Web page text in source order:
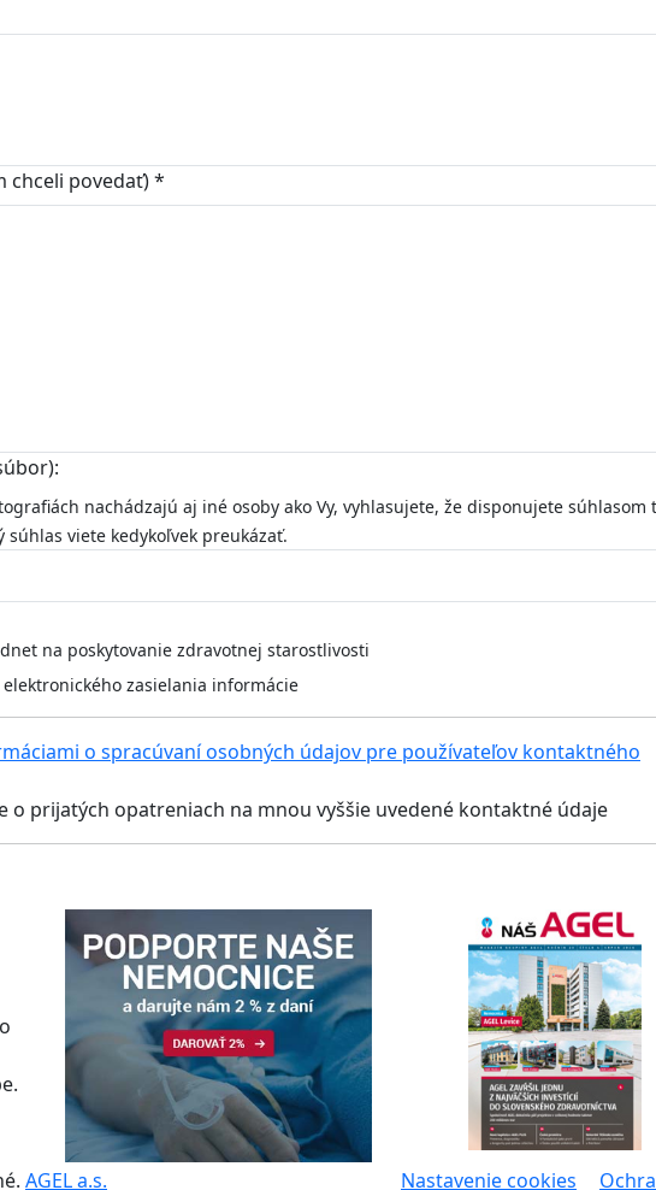
chceli povedať)*
nachádzajú aj iné osoby ako Vy, vyhlasujete, že disponujete súhlasom
viete kedykoľvek preukázať.
na poskytovanie zdravotnej starostlivosti
zasielania informácie
o spracúvaní osobných údajov pre používateľov kontaktného
o prijatých opatreniach na mnou vyššie uvedené kontaktné údaje
AGEL a.s. Nastavenie cookies